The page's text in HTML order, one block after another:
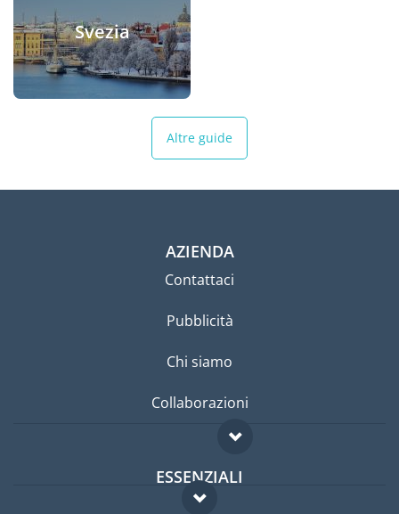
Svezia
Altre guide
AZIENDA
Contattaci
Pubblicità
Chi siamo
Collaborazioni
ESSENZIALI
Forum per expat